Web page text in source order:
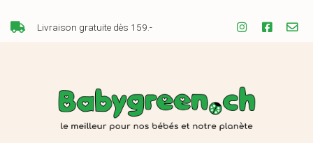
Livraison gratuite dès 159.-